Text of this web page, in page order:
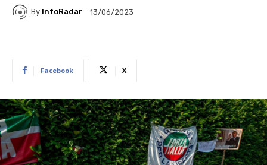
By InfoRadar 13/06/2023
Facebook X